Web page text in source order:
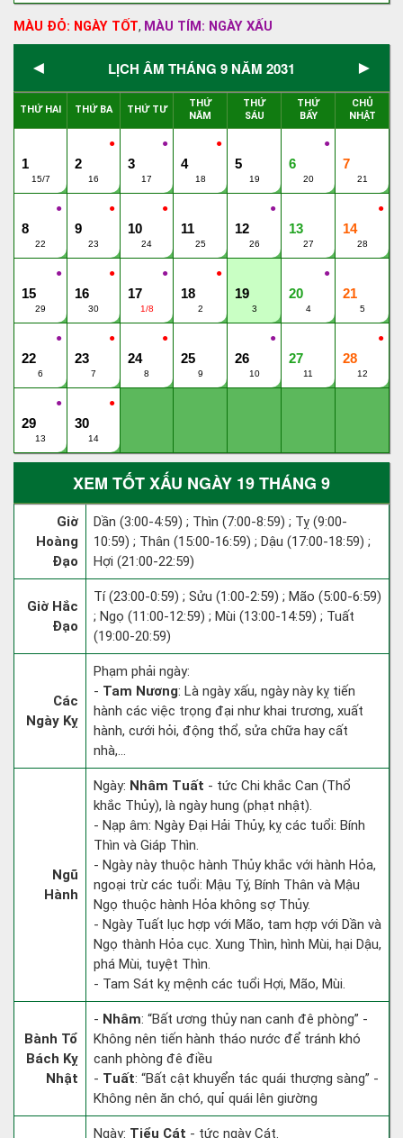
MÀU ĐỎ: NGÀY TỐT, MÀU TÍM: NGÀY XẤU
◄ LỊCH ÂM THÁNG 9 NĂM 2031 ►
THỨ HAI THỨ BA THỨ TƯ
THỨ
NĂM
THỨ
SÁU
THỨ
BẨY
CHỦ
NHẬT
1
15/7
●
2
16
●
3
17
●
4
18
5
19
●
6
20
7
21
●
8
22
●
9
23
●
10
24
11
25
●
12
26
13
27
●
14
28
●
15
29
●
16
30
●
17
1/8
●
18
2
19
3
●
20
4
21
5
●
22
6
●
23
7
●
24
8
25
9
●
26
10
27
11
●
28
12
●
29
13
●
30
14
XEM TỐT XẤU NGÀY 19 THÁNG 9
Giờ
Hoàng
Đạo
Dần (3:00-4:59) ; Thìn (7:00-8:59) ; Tỵ (9:00-
10:59) ; Thân (15:00-16:59) ; Dậu (17:00-18:59) ;
Hợi (21:00-22:59)
Giờ Hắc
Đạo
Tí (23:00-0:59) ; Sửu (1:00-2:59) ; Mão (5:00-6:59)
; Ngọ (11:00-12:59) ; Mùi (13:00-14:59) ; Tuất
(19:00-20:59)
Các
Ngày Kỵ
Phạm phải ngày:
- Tam Nương: Là ngày xấu, ngày này kỵ tiến
hành các việc trọng đại như khai trương, xuất
hành, cưới hỏi, động thổ, sửa chữa hay cất
nhà,...
Ngũ
Hành
Ngày: Nhâm Tuất - tức Chi khắc Can (Thổ
khắc Thủy), là ngày hung (phạt nhật).
- Nạp âm: Ngày Đại Hải Thủy, kỵ các tuổi: Bính
Thìn và Giáp Thìn.
- Ngày này thuộc hành Thủy khắc với hành Hỏa,
ngoại trừ các tuổi: Mậu Tý, Bính Thân và Mậu
Ngọ thuộc hành Hỏa không sợ Thủy.
- Ngày Tuất lục hợp với Mão, tam hợp với Dần và
Ngọ thành Hỏa cục. Xung Thìn, hình Mùi, hại Dậu,
phá Mùi, tuyệt Thìn.
- Tam Sát kỵ mệnh các tuổi Hợi, Mão, Mùi.
Bành Tổ
Bách Kỵ
Nhật
- Nhâm: “Bất ương thủy nan canh đê phòng” -
Không nên tiến hành tháo nước để tránh khó
canh phòng đê điều
- Tuất: “Bất cật khuyển tác quái thượng sàng” -
Không nên ăn chó, quỉ quái lên giường
Ngày: Tiểu Cát - tức ngày Cát.